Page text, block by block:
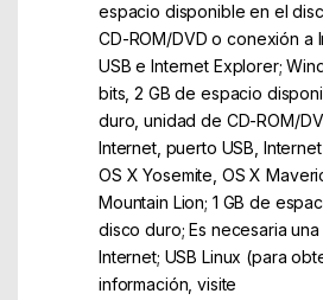
espacio disponible en el
CD-ROM/DVD o conexión a
USB e Internet Explorer;
bits, 2 GB de espacio
duro, unidad de CD-ROM/
Internet, puerto USB,
OS X Yosemite, OS X
Mountain Lion; 1 GB de
disco duro; Es necesaria
Internet; USB Linux (para
información, visite